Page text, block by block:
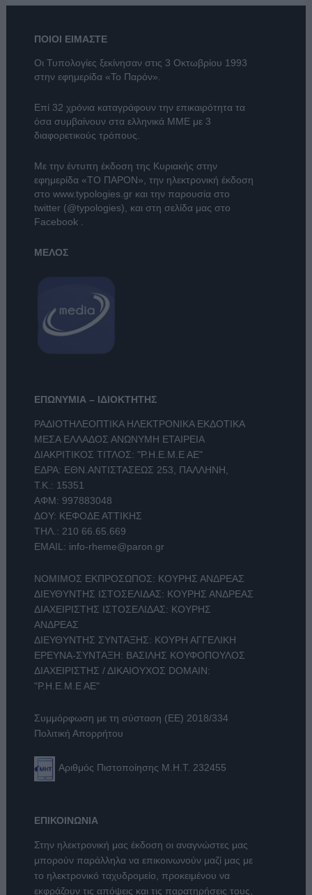
ΠΟΙΟΙ ΕΙΜΑΣΤΕ
Οι Τυπολογίες ξεκίνησαν στις 3 Οκτωβρίου 1993
στην εφημερίδα «Το Παρόν».
Επί 32 χρόνια καταγράφουν την επικαιρότητα τα
όσα συμβαίνουν στα ελληνικά ΜΜΕ με 3
διαφορετικούς τρόπους.
Με την έντυπη έκδοση της Κυριακής στην
εφημερίδα «ΤΟ ΠΑΡΟΝ» , την ηλεκτρονική έκδοση
στο www.typologies.grκαι την παρουσία στο
twitter (@typologies) , και στη σελίδα μας στο
Facebook
ΜΕΛΟΣ
ΕΠΩΝΥΜΙΑ – ΙΔΙΟΚΤΗΤΗΣ
ΡΑΔΙΟΤΗΛΕΟΠΤΙΚΑ ΗΛΕΚΤΡΟΝΙΚΑ ΕΚΔΟΤΙΚΑ
ΜΕΣΑ ΕΛΛΑΔΟΣ ΑΝΩΝΥΜΗ ΕΤΑΙΡΕΙΑ
ΔΙΑΚΡΙΤΙΚΟΣ ΤΙΤΛΟΣ: "Ρ.Η.Ε.Μ.Ε ΑΕ"
ΕΔΡΑ: ΕΘΝ.ΑΝΤΙΣΤΑΣΕΩΣ 253, ΠΑΛΛΗΝΗ,
Τ.Κ.: 15351
ΑΦΜ: 997883048
ΔΟΥ: ΚΕΦΟΔΕ ΑΤΤΙΚΗΣ
ΤΗΛ.: 210 66.65.669
EMAIL: info-rheme@paron.gr
ΝΟΜΙΜΟΣ ΕΚΠΡΟΣΩΠΟΣ: ΚΟΥΡΗΣ ΑΝΔΡΕΑΣ
ΔΙΕΥΘΥΝΤΗΣ ΙΣΤΟΣΕΛΙΔΑΣ: ΚΟΥΡΗΣ ΑΝΔΡΕΑΣ
ΔΙΑΧΕΙΡΙΣΤΗΣ ΙΣΤΟΣΕΛΙΔΑΣ: ΚΟΥΡΗΣ
ΑΝΔΡΕΑΣ
ΔΙΕΥΘΥΝΤΗΣ ΣΥΝΤΑΞΗΣ: ΚΟΥΡΗ ΑΓΓΕΛΙΚΗ
ΕΡΕΥΝΑ-ΣΥΝΤΑΞΗ: ΒΑΣΙΛΗΣ ΚΟΥΦΟΠΟΥΛΟΣ
ΔΙΑΧΕΙΡΙΣΤΗΣ / ΔΙΚΑΙΟΥΧΟΣ DOMAIN:
"Ρ.Η.Ε.Μ.Ε ΑΕ"
Συμμόρφωση με τη σύσταση (ΕΕ) 2018/334
Πολιτική Απορρήτου
Αριθμός Πιστοποίησης Μ.Η.Τ. 232455
ΕΠΙΚΟΙΝΩΝΙΑ
Στην ηλεκτρονική μας έκδοση οι αναγνώστες μας
μπορούν παράλληλα να επικοινωνούν μαζί μας με
το ηλεκτρονικό ταχυδρομείο, προκειμένου να
εκφράζουν τις απόψεις και τις παρατηρήσεις τους,